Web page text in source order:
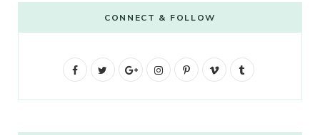
CONNECT & FOLLOW
F
G
I
P
V